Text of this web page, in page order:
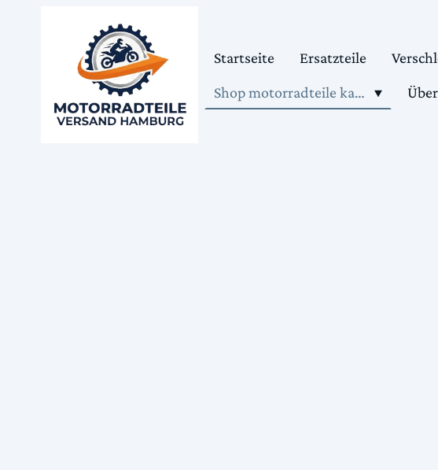
Startseite Ersatzteile
Shop motorradteile kaufen